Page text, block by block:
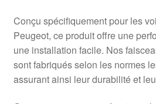
Plainte
Politique de confidentialité
Conçu spécifiquement pour les
Peugeot, ce produit offre une
une installation facile. Nos
sont fabriqués selon les normes
assurant ainsi leur durabilité et